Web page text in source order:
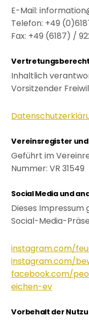
E-Mail:
Telefon: +49
Fax: +49 (6187) /
Inhaltlich
Vorsitzender
Vereinsregister
Geführt im
Nummer: VR 31549
Social Media und
Dieses Impressum
Social-Media-
instagram.com/
instagram.com/
facebook.com/
eichen-ev
Vorbehalt der